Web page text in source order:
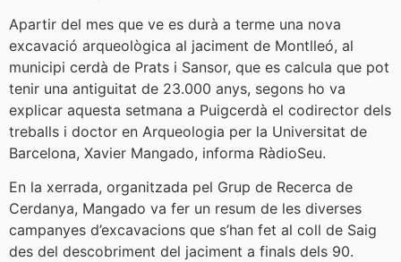
Apartir del mes que ve es durà a terme una nova
excavació arqueològica al jaciment de Montlleó, al
municipi cerdà de Prats i Sansor, que es calcula que pot
tenir una antiguitat de 23.000 anys, segons ho va
explicar aquesta setmana a Puigcerdà el codirector dels
treballs i doctor en Arqueologia per la Universitat de
Barcelona, Xavier Mangado, informa RàdioSeu.
En la xerrada, organitzada pel Grup de Recerca de
Cerdanya, Mangado va fer un resum de les diverses
campanyes d’excavacions que s’han fet al coll de Saig
des del descobriment del jaciment a finals dels 90.